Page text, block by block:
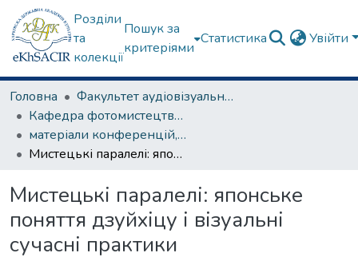
Розділи
та
колекції
Пошук за
критеріями
Статистика Увійти
Головна
Факультет аудіовізуального мистецтва
Кафедра фотомистецтва та операторської майстерності
матеріали конференцій, семінарів, круглих столів та ін.
Мистецькі паралелі: японське поняття дзуйхіцу і візуальні сучасні практики
Мистецькі паралелі: японське
поняття дзуйхіцу і візуальні
сучасні практики